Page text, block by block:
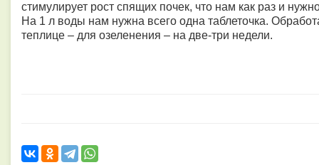
стимулирует рост спящих почек, что нам как раз и
На 1 л воды нам нужна всего одна таблеточка.
теплице – для озеленения – на две-три недели.